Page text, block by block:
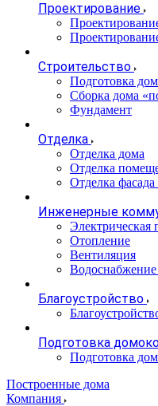
Проектирование
Строительство
Подготовка
Сборка дома
Фундамент
Отделка
Отделка дома
Отделка
Отделка фасада
Инженерные
Электрическая
Отопление
Вентиляция
Благоустройство
Подготовка
Подготовка
Построенные дома
Компания